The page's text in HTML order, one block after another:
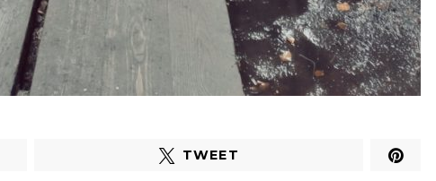
TWEET